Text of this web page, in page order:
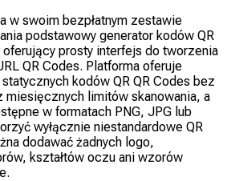
w swoim bezpłatnym zestawie
podstawowy generator kodów QR
oferujący prosty interfejs do tworzenia
QR Codes. Platforma oferuje
kodów QR QR Codes bez
miesięcznych limitów skanowania, a
w formatach PNG, JPG lub
wyłącznie niestandardowe QR
dodawać żadnych logo,
kształtów oczu ani wzorów